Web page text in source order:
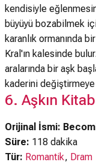
kendisiyle
büyüyü bozabilmek
karanlık ormanında
Kral'ın kalesinde
aralarında bir aşk
kaderini değiştirmeye
6. Aşkın
Orijinal İsmi:
Süre: 118 dakika
Tür: Romantik, Dram